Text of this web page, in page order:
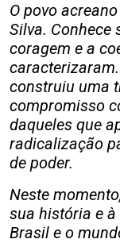
O povo
Silva. Conhece
coragem e a
construiu uma
compromisso
daqueles que
radicalização
de poder.
Neste
sua história e
Brasil e o